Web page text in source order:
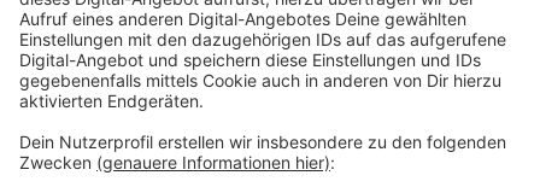
besonders der Austausch über Religionen im
Vordergrund stehen soll. Vor zwei Jahren, 2018, gab es
dieses Projekt erfolgreich zum ersten Mal.